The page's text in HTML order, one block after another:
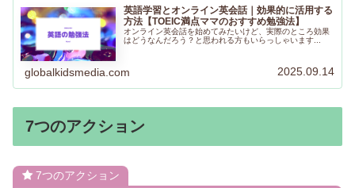
英語学習とオンライン英会話｜効果的に活用する
方法【TOEIC満点ママのおすすめ勉強法】
オンライン英会話を始めてみたいけど、実際のところ効果
はどうなんだろう？と思われる方もいらっしゃいます...
globalkidsmedia.com 2025.09.14
7つのアクション
7つのアクション